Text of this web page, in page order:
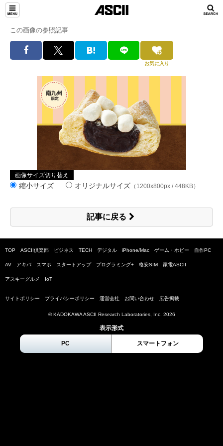
この画像の参照記事
お気に入り
画像サイズ切り替え
縮小サイズ オリジナルサイズ （1200x800px / 448KB）
記事に戻る
TOP ASCII倶楽部 ビジネス TECH デジタル iPhone/Mac ゲーム・ホビー 自作PC
AV アキバ スマホ スタートアップ プログラミング+ 格安SIM 家電ASCII
アスキーグルメ IoT
サイトポリシー プライバシーポリシー 運営会社 お問い合わせ 広告掲載
© KADOKAWA ASCII Research Laboratories, Inc. 2026
表示形式
PC スマートフォン